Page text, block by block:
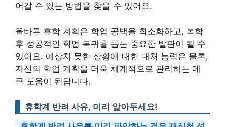
어갈 수 있는 방법을 찾을 수 있어요.
올바른 휴학 계획은 학업 공백을 최소화하고, 복학
후 성공적인 학업 복귀를 돕는 중요한 발판이 될 수
있어요. 예상치 못한 상황에 대한 대처 능력은 물론,
자신의 학업 계획을 더욱 체계적으로 관리하는 데
큰 도움이 된답니다.
휴학계 반려 사유, 미리 알아두세요!